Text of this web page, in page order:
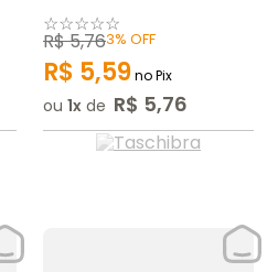
☆☆☆☆☆
R$5,763% OFF
R$ 5,59no Pix
ou 1 de R$ 5,76